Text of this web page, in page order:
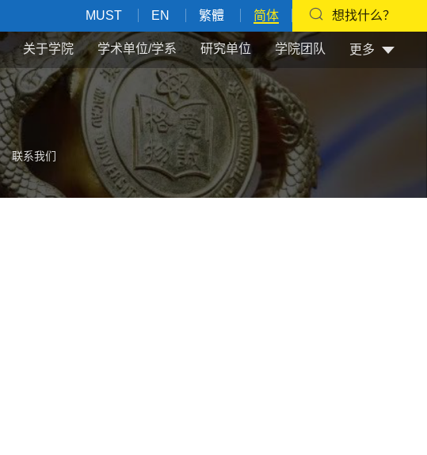
MUST EN 繁體 简体 想找什么？
关于学院 学术单位/学系 研究单位 学院团队 更多
联系我们